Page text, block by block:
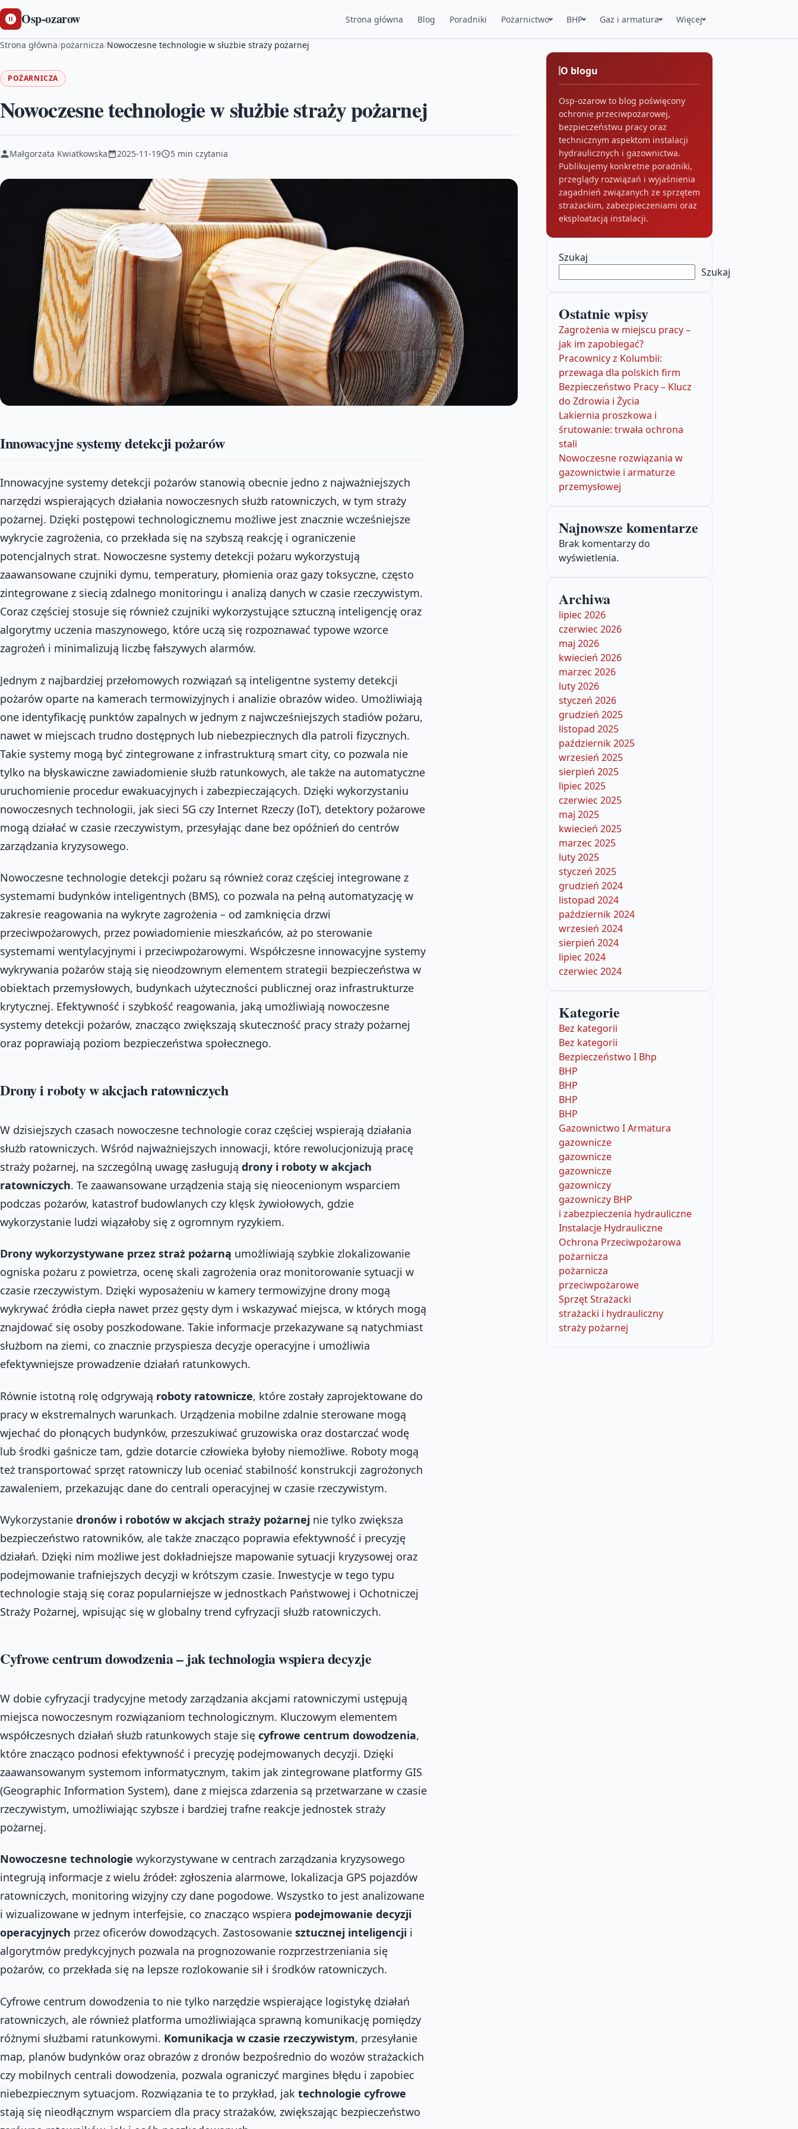
Osp-ozarow Strona główna Blog Poradniki Pożarnictwo BHP Gaz i armatura Więcej
Strona główna/pożarnicza/Nowoczesne technologie w służbie straży pożarnej
POŻARNICZA
Nowoczesne technologie w służbie straży pożarnej
Małgorzata Kwiatkowska 2025-11-19 5 min czytania
Innowacyjne systemy detekcji pożarów
Innowacyjne systemy detekcji pożarów stanowią obecnie jedno z najważniejszych
narzędzi wspierających działania nowoczesnych służb ratowniczych, w tym straży
pożarnej. Dzięki postępowi technologicznemu możliwe jest znacznie wcześniejsze
wykrycie zagrożenia, co przekłada się na szybszą reakcję i ograniczenie
potencjalnych strat. Nowoczesne systemy detekcji pożaru wykorzystują
zaawansowane czujniki dymu, temperatury, płomienia oraz gazy toksyczne, często
zintegrowane z siecią zdalnego monitoringu i analizą danych w czasie rzeczywistym.
Coraz częściej stosuje się również czujniki wykorzystujące sztuczną inteligencję oraz
algorytmy uczenia maszynowego, które uczą się rozpoznawać typowe wzorce
zagrożeń i minimalizują liczbę fałszywych alarmów.
Jednym z najbardziej przełomowych rozwiązań są inteligentne systemy detekcji
pożarów oparte na kamerach termowizyjnych i analizie obrazów wideo. Umożliwiają
one identyfikację punktów zapalnych w jednym z najwcześniejszych stadiów pożaru,
nawet w miejscach trudno dostępnych lub niebezpiecznych dla patroli fizycznych.
Takie systemy mogą być zintegrowane z infrastrukturą smart city, co pozwala nie
tylko na błyskawiczne zawiadomienie służb ratunkowych, ale także na automatyczne
uruchomienie procedur ewakuacyjnych i zabezpieczających. Dzięki wykorzystaniu
nowoczesnych technologii, jak sieci 5G czy Internet Rzeczy (IoT), detektory pożarowe
mogą działać w czasie rzeczywistym, przesyłając dane bez opóźnień do centrów
zarządzania kryzysowego.
Nowoczesne technologie detekcji pożaru są również coraz częściej integrowane z
systemami budynków inteligentnych (BMS), co pozwala na pełną automatyzację w
zakresie reagowania na wykryte zagrożenia – od zamknięcia drzwi
przeciwpożarowych, przez powiadomienie mieszkańców, aż po sterowanie
systemami wentylacyjnymi i przeciwpożarowymi. Współczesne innowacyjne systemy
wykrywania pożarów stają się nieodzownym elementem strategii bezpieczeństwa w
obiektach przemysłowych, budynkach użyteczności publicznej oraz infrastrukturze
krytycznej. Efektywność i szybkość reagowania, jaką umożliwiają nowoczesne
systemy detekcji pożarów, znacząco zwiększają skuteczność pracy straży pożarnej
oraz poprawiają poziom bezpieczeństwa społecznego.
Drony i roboty w akcjach ratowniczych
W dzisiejszych czasach nowoczesne technologie coraz częściej wspierają działania
służb ratowniczych. Wśród najważniejszych innowacji, które rewolucjonizują pracę
straży pożarnej, na szczególną uwagę zasługują drony i roboty w akcjach
ratowniczych. Te zaawansowane urządzenia stają się nieocenionym wsparciem
podczas pożarów, katastrof budowlanych czy klęsk żywiołowych, gdzie
wykorzystanie ludzi wiązałoby się z ogromnym ryzykiem.
Drony wykorzystywane przez straż pożarną umożliwiają szybkie zlokalizowanie
ogniska pożaru z powietrza, ocenę skali zagrożenia oraz monitorowanie sytuacji w
czasie rzeczywistym. Dzięki wyposażeniu w kamery termowizyjne drony mogą
wykrywać źródła ciepła nawet przez gęsty dym i wskazywać miejsca, w których mogą
znajdować się osoby poszkodowane. Takie informacje przekazywane są natychmiast
służbom na ziemi, co znacznie przyspiesza decyzje operacyjne i umożliwia
efektywniejsze prowadzenie działań ratunkowych.
Równie istotną rolę odgrywają roboty ratownicze, które zostały zaprojektowane do
pracy w ekstremalnych warunkach. Urządzenia mobilne zdalnie sterowane mogą
wjechać do płonących budynków, przeszukiwać gruzowiska oraz dostarczać wodę
lub środki gaśnicze tam, gdzie dotarcie człowieka byłoby niemożliwe. Roboty mogą
też transportować sprzęt ratowniczy lub oceniać stabilność konstrukcji zagrożonych
zawaleniem, przekazując dane do centrali operacyjnej w czasie rzeczywistym.
Wykorzystanie dronów i robotów w akcjach straży pożarnej nie tylko zwiększa
bezpieczeństwo ratowników, ale także znacząco poprawia efektywność i precyzję
działań. Dzięki nim możliwe jest dokładniejsze mapowanie sytuacji kryzysowej oraz
podejmowanie trafniejszych decyzji w krótszym czasie. Inwestycje w tego typu
technologie stają się coraz popularniejsze w jednostkach Państwowej i Ochotniczej
Straży Pożarnej, wpisując się w globalny trend cyfryzacji służb ratowniczych.
Cyfrowe centrum dowodzenia – jak technologia wspiera decyzje
W dobie cyfryzacji tradycyjne metody zarządzania akcjami ratowniczymi ustępują
miejsca nowoczesnym rozwiązaniom technologicznym. Kluczowym elementem
współczesnych działań służb ratunkowych staje się cyfrowe centrum dowodzenia,
które znacząco podnosi efektywność i precyzję podejmowanych decyzji. Dzięki
zaawansowanym systemom informatycznym, takim jak zintegrowane platformy GIS
(Geographic Information System), dane z miejsca zdarzenia są przetwarzane w czasie
rzeczywistym, umożliwiając szybsze i bardziej trafne reakcje jednostek straży
pożarnej.
Nowoczesne technologie wykorzystywane w centrach zarządzania kryzysowego
integrują informacje z wielu źródeł: zgłoszenia alarmowe, lokalizacja GPS pojazdów
ratowniczych, monitoring wizyjny czy dane pogodowe. Wszystko to jest analizowane
i wizualizowane w jednym interfejsie, co znacząco wspiera podejmowanie decyzji
operacyjnych przez oficerów dowodzących. Zastosowanie sztucznej inteligencji i
algorytmów predykcyjnych pozwala na prognozowanie rozprzestrzeniania się
pożarów, co przekłada się na lepsze rozlokowanie sił i środków ratowniczych.
Cyfrowe centrum dowodzenia to nie tylko narzędzie wspierające logistykę działań
ratowniczych, ale również platforma umożliwiająca sprawną komunikację pomiędzy
różnymi służbami ratunkowymi. Komunikacja w czasie rzeczywistym, przesyłanie
map, planów budynków oraz obrazów z dronów bezpośrednio do wozów strażackich
czy mobilnych centrali dowodzenia, pozwala ograniczyć margines błędu i zapobiec
niebezpiecznym sytuacjom. Rozwiązania te to przykład, jak technologie cyfrowe
stają się nieodłącznym wsparciem dla pracy strażaków, zwiększając bezpieczeństwo
O blogu
Osp-ozarow to blog poświęcony
ochronie przeciwpożarowej,
bezpieczeństwu pracy oraz
technicznym aspektom instalacji
hydraulicznych i gazownictwa.
Publikujemy konkretne poradniki,
przeglądy rozwiązań i wyjaśnienia
zagadnień związanych ze sprzętem
strażackim, zabezpieczeniami oraz
eksploatacją instalacji.
Szukaj
Szukaj
Ostatnie wpisy
Zagrożenia w miejscu pracy –
jak im zapobiegać?
Pracownicy z Kolumbii:
przewaga dla polskich firm
Bezpieczeństwo Pracy – Klucz
do Zdrowia i Życia
Lakiernia proszkowa i
śrutowanie: trwała ochrona
stali
Nowoczesne rozwiązania w
gazownictwie i armaturze
przemysłowej
Najnowsze komentarze
Brak komentarzy do
wyświetlenia.
Archiwa
lipiec 2026
czerwiec 2026
maj 2026
kwiecień 2026
marzec 2026
luty 2026
styczeń 2026
grudzień 2025
listopad 2025
październik 2025
wrzesień 2025
sierpień 2025
lipiec 2025
czerwiec 2025
maj 2025
kwiecień 2025
marzec 2025
luty 2025
styczeń 2025
grudzień 2024
listopad 2024
październik 2024
wrzesień 2024
sierpień 2024
lipiec 2024
czerwiec 2024
Kategorie
Bez kategorii
Bez kategorii
Bezpieczeństwo I Bhp
BHP
BHP
BHP
BHP
Gazownictwo I Armatura
gazownicze
gazownicze
gazownicze
gazowniczy
gazowniczy BHP
i zabezpieczenia hydrauliczne
Instalacje Hydrauliczne
Ochrona Przeciwpożarowa
pożarnicza
pożarnicza
przeciwpożarowe
Sprzęt Strażacki
strażacki i hydrauliczny
straży pożarnej